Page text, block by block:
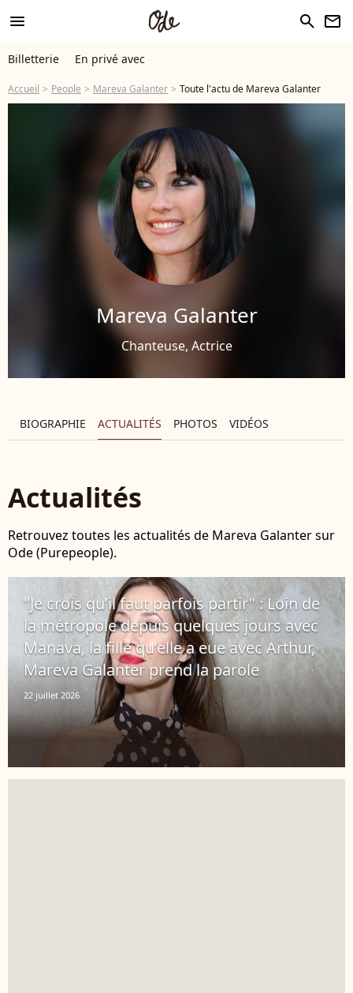
menu search newsletter
Billetterie En privé avec
Accueil People Mareva Galanter Toute l'actu de Mareva Galanter
Mareva Galanter
Chanteuse, Actrice
BIOGRAPHIE ACTUALITÉS PHOTOS VIDÉOS
Actualités
Retrouvez toutes les actualités de Mareva Galanter sur
Ode (Purepeople).
"Je crois qu’il faut parfois partir" : Loin de
la métropole depuis quelques jours avec
Manava, la fille qu’elle a eue avec Arthur,
Mareva Galanter prend la parole
22 juillet 2026